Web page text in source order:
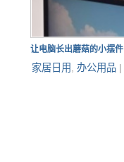
让电脑长出蘑菇的小摆件
家居日用 办公用品|